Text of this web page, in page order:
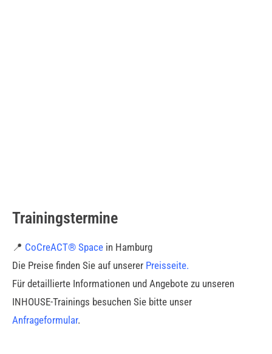
Trainingstermine
📍 CoCreACT® Space in Hamburg
Die Preise finden Sie auf unserer Preisseite.
Für detaillierte Informationen und Angebote zu unseren
INHOUSE-Trainings besuchen Sie bitte unser
Anfrageformular.